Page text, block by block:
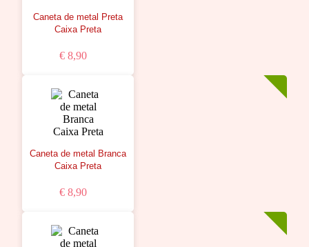
Caneta de metal Preta
Caixa Preta
€ 8,90
Caneta de metal Branca
Caixa Preta
€ 8,90